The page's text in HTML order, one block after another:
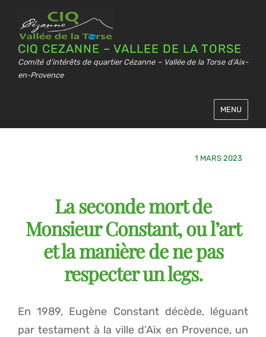
CIQ CEZANNE – VALLEE DE LA TORSE
Comité d’intérêts de quartier Cézanne – Vallée de la Torse d’Aix-
en-Provence
MENU
1 MARS 2023
La seconde mort de
Monsieur Constant, ou l’art
et la manière de ne pas
respecter un legs.
En 1989, Eugène Constant décède, léguant
par testament à la ville d’Aix en Provence, un